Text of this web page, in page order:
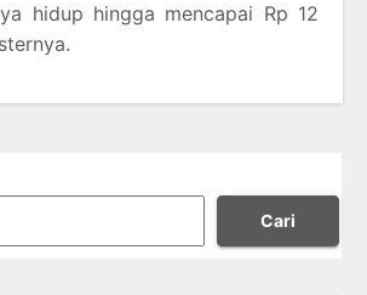
hidup hingga mencapai Rp 12
Cari